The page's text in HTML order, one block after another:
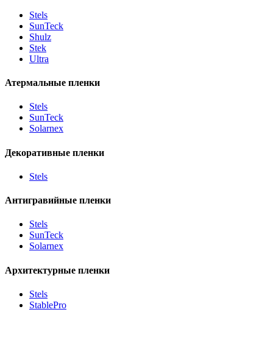
Stels
SunTeck
Shulz
Stek
Ultra
Атермальные пленки
Stels
SunTeck
Solarnex
Декоративные пленки
Stels
Антигравийные пленки
Stels
SunTeck
Solarnex
Архитектурные пленки
Stels
StablePro